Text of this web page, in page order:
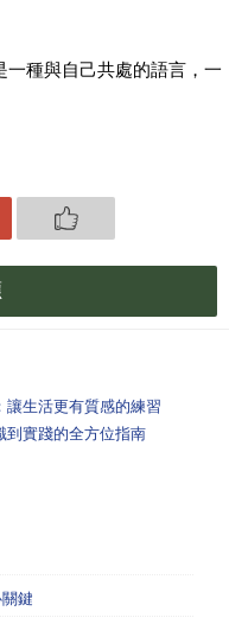
種與自己共處的語言，一
讓生活更有質感的練習
到實踐的全方位指南
鍵